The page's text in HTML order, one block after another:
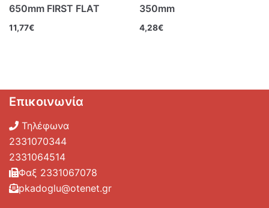
650mm FIRST FLAT
11,77€
350mm
4,28€
Επικοινωνία
Τηλέφωνα
2331070344
2331064514
Φαξ 2331067078
pkadoglu@otenet.gr